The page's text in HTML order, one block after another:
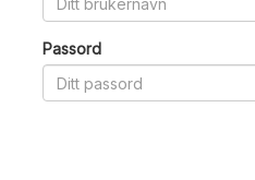
Passord